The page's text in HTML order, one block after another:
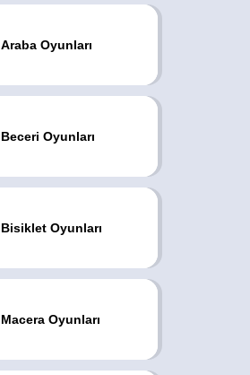
Araba Oyunları
Beceri Oyunları
Bisiklet Oyunları
Macera Oyunları